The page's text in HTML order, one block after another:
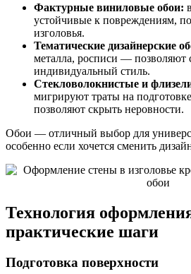
Фактурные виниловые обои:
устойчивые к повреждениям,
изголовья.
Тематические дизайнерские
металла, росписи — позволяют
индивидуальный стиль.
Стекловолокнистые и
мигрируют траты на
позволяют скрыть неровности.
Обои — отличный выбор для
особенно если хочется сменить
Технология
практические шаги
Подготовка поверхности